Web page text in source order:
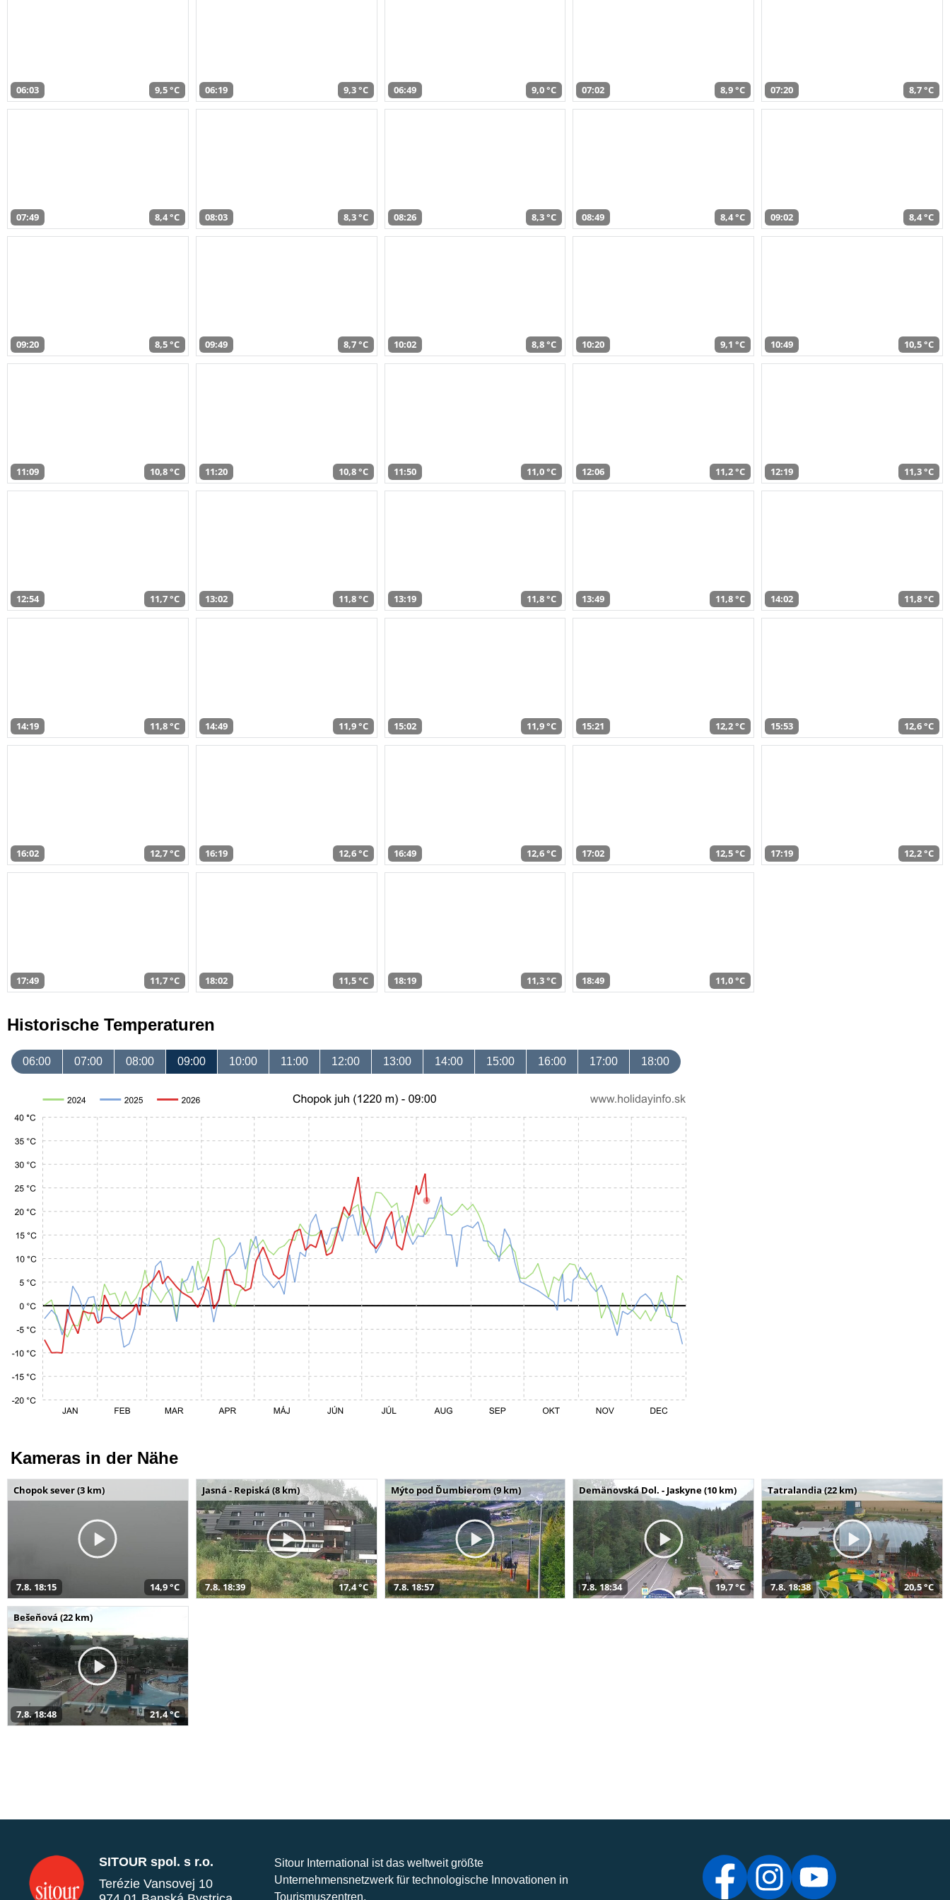
06:03 9,5 °C 06:19 9,3 °C 06:49 9,0 °C 07:02 8,9 °C 07:20 8,7 °C
07:49 8,4 °C 08:03 8,3 °C 08:26 8,3 °C 08:49 8,4 °C 09:02 8,4 °C
09:20 8,5 °C 09:49 8,7 °C 10:02 8,8 °C 10:20 9,1 °C 10:49 10,5 °C
11:09 10,8 °C 11:20 10,8 °C 11:50 11,0 °C 12:06 11,2 °C 12:19 11,3 °C
12:54 11,7 °C 13:02 11,8 °C 13:19 11,8 °C 13:49 11,8 °C 14:02 11,8 °C
14:19 11,8 °C 14:49 11,9 °C 15:02 11,9 °C 15:21 12,2 °C 15:53 12,6 °C
16:02 12,7 °C 16:19 12,6 °C 16:49 12,6 °C 17:02 12,5 °C 17:19 12,2 °C
17:49 11,7 °C 18:02 11,5 °C 18:19 11,3 °C 18:49 11,0 °C
Historische Temperaturen
06:00 07:00 08:00 09:00 10:00 11:00 12:00 13:00 14:00 15:00 16:00 17:00 18:00
Kameras in der Nähe
Chopok sever (3 km)
7.8. 18:15 14,9 °C
Jasná - Repiská (8 km)
7.8. 18:39 17,4 °C
Mýto pod Ďumbierom (9 km)
7.8. 18:57
Demänovská Dol. - Jaskyne (10 km)
7.8. 18:34 19,7 °C
Tatralandia (22 km)
7.8. 18:38 20,5 °C
Bešeňová (22 km)
7.8. 18:48 21,4 °C
SITOUR spol. s r.o.
Terézie Vansovej 10
Sitour International ist das weltweit größte
Unternehmensnetzwerk für technologische Innovationen in
Tourismuszentren.